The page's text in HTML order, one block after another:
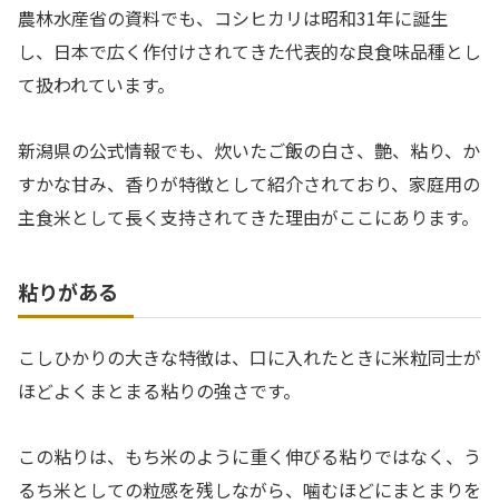
農林水産省の資料でも、コシヒカリは昭和31年に誕生
し、日本で広く作付けされてきた代表的な良食味品種とし
て扱われています。
新潟県の公式情報でも、炊いたご飯の白さ、艶、粘り、か
すかな甘み、香りが特徴として紹介されており、家庭用の
主食米として長く支持されてきた理由がここにあります。
粘りがある
こしひかりの大きな特徴は、口に入れたときに米粒同士が
ほどよくまとまる粘りの強さです。
この粘りは、もち米のように重く伸びる粘りではなく、う
るち米としての粒感を残しながら、噛むほどにまとまりを